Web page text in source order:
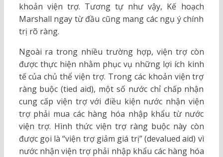
khoản viện trợ. Tương tự như vậy, Kế hoạch
Marshall ngay từ đầu cũng mang các ngụ ý chính
trị rõ ràng.
Ngoài ra trong nhiều trường hợp, viện trợ còn
được thực hiện nhằm phục vụ những lợi ích kinh
tế của chủ thể viện trợ. Trong các khoản viện trợ
ràng buộc (tied aid), một số nước chỉ chấp nhận
cung cấp viện trợ với điều kiện nước nhận viện
trợ phải mua các hàng hóa nhập khẩu từ nước
viện trợ. Hình thức viện trợ ràng buộc này còn
được gọi là “viện trợ giảm giá trị” (devalued aid) vì
nước nhận viện trợ phải nhập khẩu các hàng hóa